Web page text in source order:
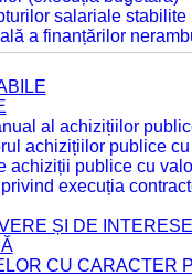
salariale
a finanțărilor
al achizițiilor
achizițiilor publice
achiziții publice cu
execuția
ȘI DE INTERESE
CU CARACTER